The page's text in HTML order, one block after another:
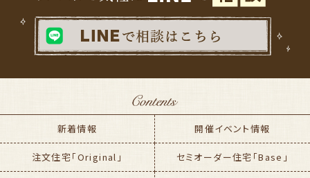
新着情報 開催イベント情報
注文住宅「Original」 セミオーダー住宅「Base」